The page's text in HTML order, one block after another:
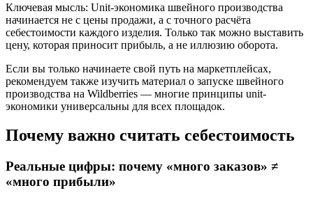
Ключевая мысль: Unit-экономика швейного производства
начинается не с цены продажи, а с точного расчёта
себестоимости каждого изделия. Только так можно выставить
цену, которая приносит прибыль, а не иллюзию оборота.
Если вы только начинаете свой путь на маркетплейсах,
рекомендуем также изучить материал о запуске швейного
производства на Wildberries — многие принципы unit-
экономики универсальны для всех площадок.
Почему важно считать себестоимость
Реальные цифры: почему «много заказов» ≠
«много прибыли»